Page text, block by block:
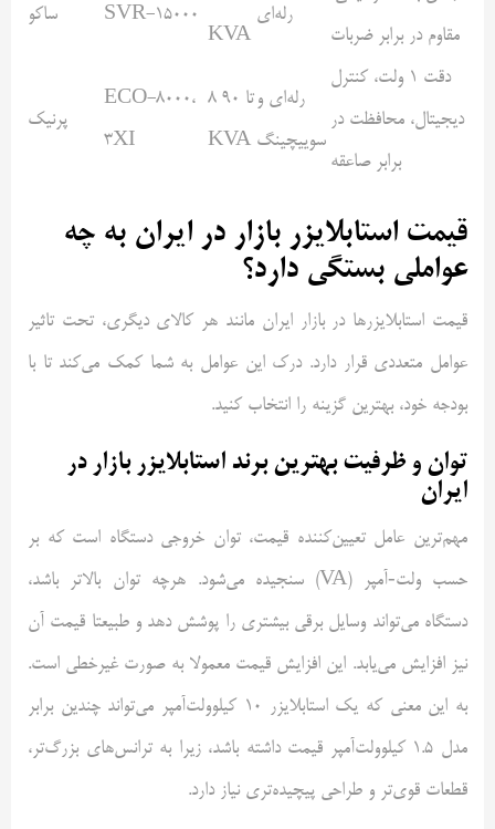
ساکو SVR-15000
KVA
رله‌ای
مقاوم در برابر ضربات
پرنیک
ECO-8000،
3XI
8 تا 90
KVA
رله‌ای و
سوییچینگ
دقت 1 ولت، کنترل
دیجیتال، محافظت در
برابر صاعقه
قیمت استابلایزر بازار در ایران به چه
عواملی بستگی دارد؟
قیمت استابلایزرها در بازار ایران مانند هر کالای دیگری، تحت تاثیر
عوامل متعددی قرار دارد. درک این عوامل به شما کمک می‌کند تا با
بودجه خود، بهترین گزینه را انتخاب کنید.
توان و ظرفیت بهترین برند استابلایزر بازار در
ایران
مهم‌ترین عامل تعیین‌کننده قیمت، توان خروجی دستگاه است که بر
حسب ولت‑آمپر (VA) سنجیده می‌شود. هرچه توان بالاتر باشد،
دستگاه می‌تواند وسایل برقی بیشتری را پوشش دهد و طبیعتا قیمت آن
نیز افزایش می‌یابد. این افزایش قیمت معمولا به‌ صورت غیرخطی است.
به این معنی که یک استابلایزر 10 کیلوولت‌آمپر می‌تواند چندین برابر
مدل 1.5 کیلوولت‌آمپر قیمت داشته باشد، زیرا به ترانس‌های بزرگ‌تر،
قطعات قوی‌تر و طراحی پیچیده‌تری نیاز دارد.